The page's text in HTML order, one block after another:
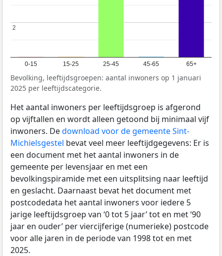
0-15 15-25 25-45 45-65 65+
2
2
Bevolking, leeftijdsgroepen: aantal inwoners op 1 januari
2025 per leeftijdscategorie.
Het aantal inwoners per leeftijdsgroep is afgerond
op vijftallen en wordt alleen getoond bij minimaal vijf
inwoners. Dedownload voor de gemeente Sint-
Michielsgestel bevat veel meer leeftijdgegevens: Er is
een document met het aantal inwoners in de
gemeente per levensjaar en met een
bevolkingspiramide met een uitsplitsing naar leeftijd
en geslacht. Daarnaast bevat het document met
postcodedata het aantal inwoners voor iedere 5
jarige leeftijdsgroep van ‘0 tot 5 jaar’ tot en met ‘90
jaar en ouder’ per viercijferige (numerieke) postcode
voor alle jaren in de periode van 1998 tot en met
2025.